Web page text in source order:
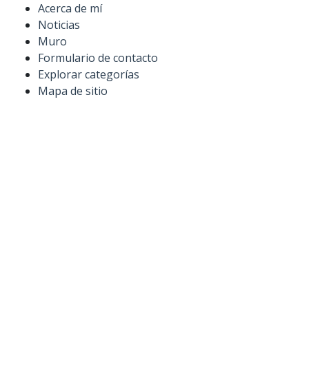
Acerca de mí
Noticias
Muro
Formulario de contacto
Explorar categorías
Mapa de sitio